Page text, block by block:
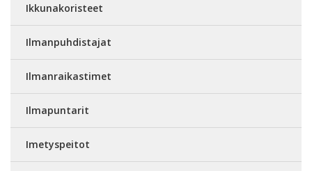
Ikkunakoristeet
Ilmanpuhdistajat
Ilmanraikastimet
Ilmapuntarit
Imetyspeitot